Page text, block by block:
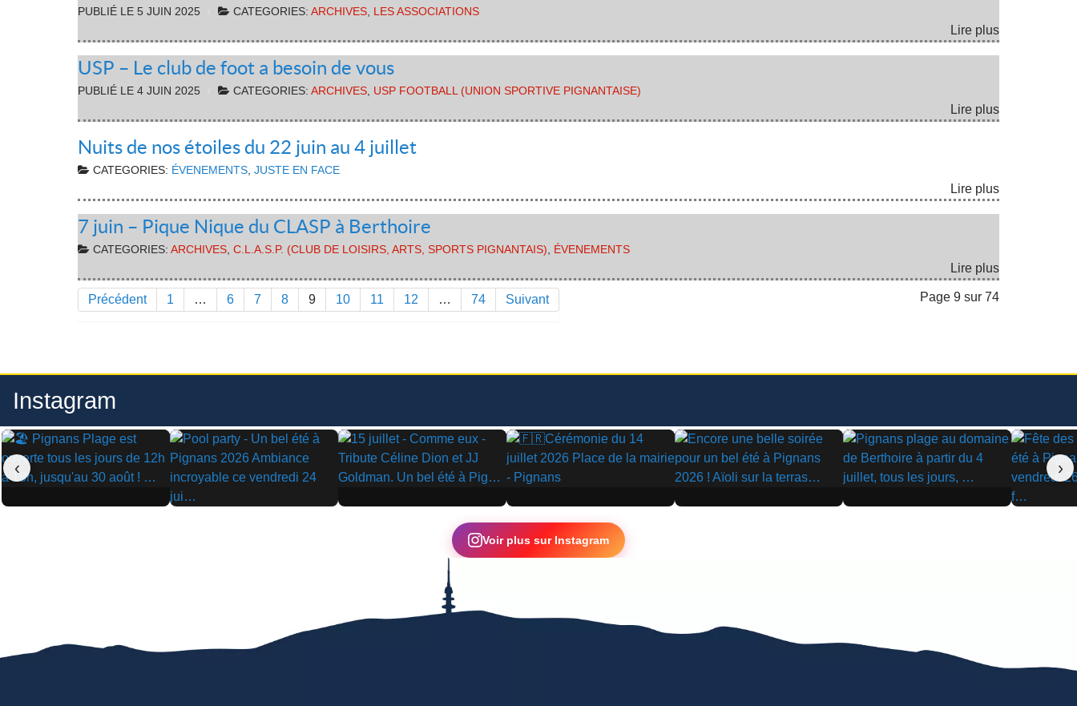
PUBLIÉ LE 5 JUIN 2025 CATEGORIES: ARCHIVES LES ASSOCIATIONS
Lire plus
USP – Le club de foot a besoin de vous
PUBLIÉ LE 4 JUIN 2025 CATEGORIES: ARCHIVES USP FOOTBALL (UNION SPORTIVE PIGNANTAISE)
Lire plus
Nuits de nos étoiles du 22 juin au 4 juillet
CATEGORIES: ÉVENEMENTS JUSTE EN FACE
Lire plus
7 juin – Pique Nique du CLASP à Berthoire
CATEGORIES: ARCHIVES C.L.A.S.P. (CLUB DE LOISIRS, ARTS, SPORTS PIGNANTAIS) ÉVENEMENTS
Lire plus
Page 9 sur 74
Précédent 1 … 6 7 8 9 10 11 12 … 74 Suivant
Instagram
▶
▶
▶ ▶ ▶ ▶
▶
‹ ›
Voir plus sur Instagram